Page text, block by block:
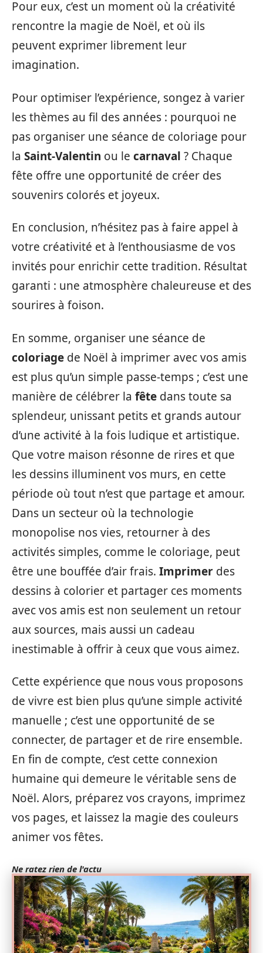
Pour eux, c’est un moment où la créativité
rencontre la magie de Noël, et où ils
peuvent exprimer librement leur
imagination.
Pour optimiser l’expérience, songez à varier
les thèmes au fil des années : pourquoi ne
pas organiser une séance de coloriage pour
la Saint-Valentin ou le carnaval ? Chaque
fête offre une opportunité de créer des
souvenirs colorés et joyeux.
En conclusion, n’hésitez pas à faire appel à
votre créativité et à l’enthousiasme de vos
invités pour enrichir cette tradition. Résultat
garanti : une atmosphère chaleureuse et des
sourires à foison.
En somme, organiser une séance de
coloriage de Noël à imprimer avec vos amis
est plus qu’un simple passe-temps ; c’est une
manière de célébrer la fête dans toute sa
splendeur, unissant petits et grands autour
d’une activité à la fois ludique et artistique.
Que votre maison résonne de rires et que
les dessins illuminent vos murs, en cette
période où tout n’est que partage et amour.
Dans un secteur où la technologie
monopolise nos vies, retourner à des
activités simples, comme le coloriage, peut
être une bouffée d’air frais. Imprimer des
dessins à colorier et partager ces moments
avec vos amis est non seulement un retour
aux sources, mais aussi un cadeau
inestimable à offrir à ceux que vous aimez.
Cette expérience que nous vous proposons
de vivre est bien plus qu’une simple activité
manuelle ; c’est une opportunité de se
connecter, de partager et de rire ensemble.
En fin de compte, c’est cette connexion
humaine qui demeure le véritable sens de
Noël. Alors, préparez vos crayons, imprimez
vos pages, et laissez la magie des couleurs
animer vos fêtes.
Ne ratez rien de l'actu